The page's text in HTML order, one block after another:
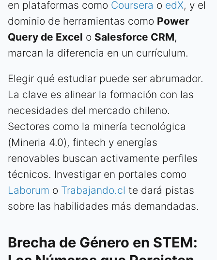
en plataformas como Coursera o edX, y el
dominio de herramientas como Power
Query de Excel o Salesforce CRM,
marcan la diferencia en un currículum.
Elegir qué estudiar puede ser abrumador.
La clave es alinear la formación con las
necesidades del mercado chileno.
Sectores como la minería tecnológica
(Mineria 4.0), fintech y energías
renovables buscan activamente perfiles
técnicos. Investigar en portales como
Laborum o Trabajando.cl te dará pistas
sobre las habilidades más demandadas.
Brecha de Género en STEM: